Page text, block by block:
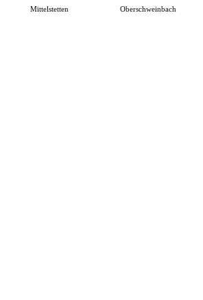
Mittelstetten Oberschweinbach